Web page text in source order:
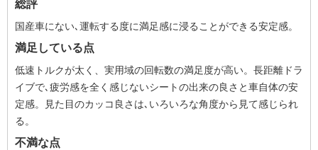
総評
国産車にない､運転する度に満足感に浸ることができる安定感。
満足している点
低速トルクが太く、実用域の回転数の満足度が高い。長距離ドラ
イブで､疲労感を全く感じないシートの出来の良さと車自体の安
定感。見た目のカッコ良さは､いろいろな角度から見て感じられ
る。
不満な点